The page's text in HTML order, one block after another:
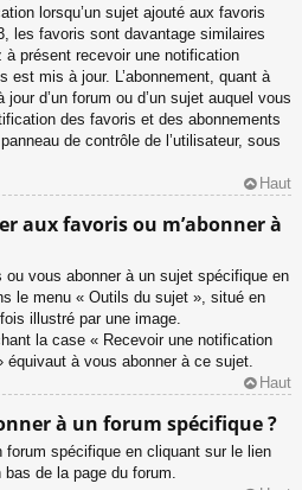
lorsqu’un sujet ajouté aux favoris
les favoris sont davantage similaires
présent recevoir une notification
est mis à jour. L’abonnement, quant à
d’un forum ou d’un sujet auquel vous
des favoris et des abonnements
de contrôle de l’utilisateur, sous
Haut
aux favoris ou m’abonner à
vous abonner à un sujet spécifique en
le menu « Outils du sujet », situé en
illustré par une image.
la case « Recevoir une notification
équivaut à vous abonner à ce sujet.
Haut
à un forum spécifique ?
forum spécifique en cliquant sur le lien
bas de la page du forum.